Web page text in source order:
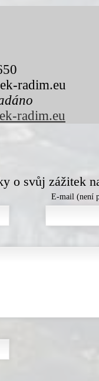
radim.eu
radim.eu
o svůj zážitek
E-mail (není